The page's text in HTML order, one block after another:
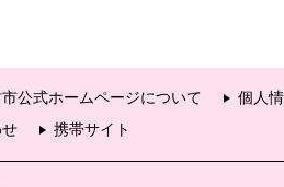
公式ホームページについて 個人
携帯サイト